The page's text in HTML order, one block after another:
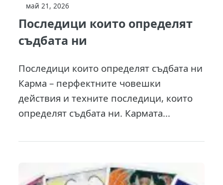
май 21, 2026
Последици които определят
съдбата ни
Последици които определят съдбата ни
Карма – перфектните човешки
действия и техните последици, които
определят съдбата ни. Кармата...